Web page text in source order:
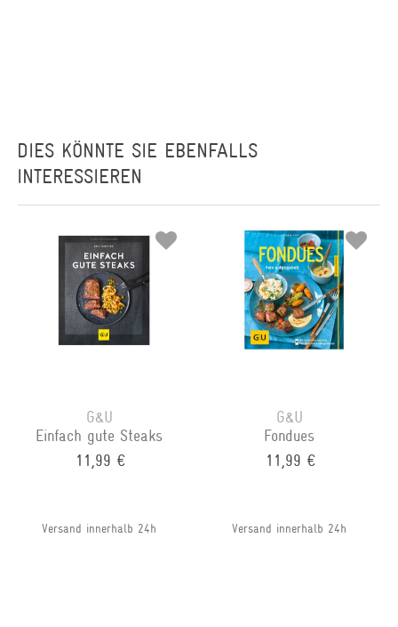
DIES KÖNNTE SIE EBENFALLS
INTERESSIEREN
G&U
Einfach gute Steaks
11,99 €
Versand innerhalb 24h
G&U
Fondues
11,99 €
Versand innerhalb 24h